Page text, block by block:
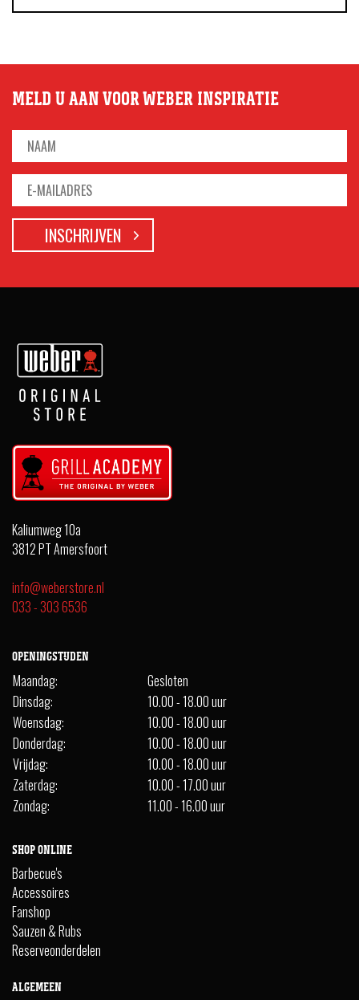
MELD U AAN VOOR WEBER INSPIRATIE
Kaliumweg 10a
3812 PT Amersfoort
info@weberstore.nl
033 - 303 6536
OPENINGSTIJDEN
Maandag:
Gesloten
Dinsdag:
10.00 - 18.00 uur
Woensdag:
10.00 - 18.00 uur
Donderdag:
10.00 - 18.00 uur
Vrijdag:
10.00 - 18.00 uur
Zaterdag:
10.00 - 17.00 uur
Zondag:
11.00 - 16.00 uur
SHOP ONLINE
Barbecue's
Accessoires
Fanshop
Sauzen & Rubs
Reserveonderdelen
ALGEMEEN